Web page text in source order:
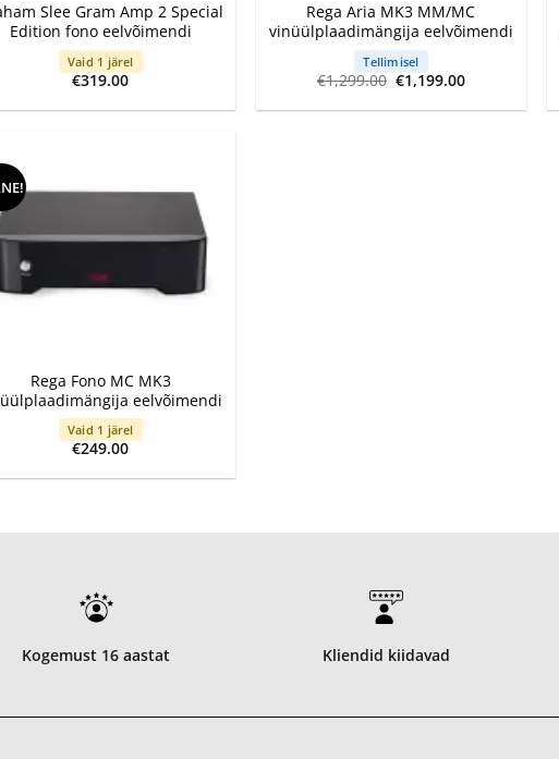
Slee Gram Amp 2 Special
Edition fono eelvõimendi
Vaid 1 järel
€319.00
Rega Aria MK3 MM/MC
vinüülplaadimängija eelvõimendi
Tellimisel
€1,299.00 Algne
hind
oli:
€1,199.00Current
is:
Rega Fono MC MK3
eelvõimendi
Vaid 1 järel
€249.00
Kogemust 16 aastat Kliendid kiidavad